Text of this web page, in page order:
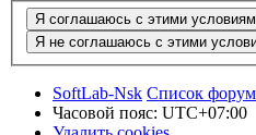
SoftLab-Nsk Список
Часовой пояс: UTC+07:00